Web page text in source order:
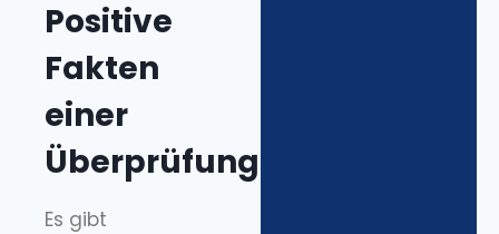
Positive
Fakten
einer
Überprüfung
Es gibt